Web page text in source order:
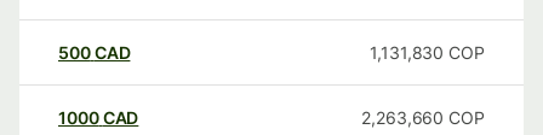
500CAD 1,131,830 COP
1000CAD 2,263,660 COP